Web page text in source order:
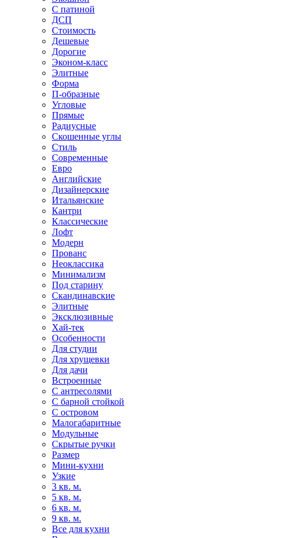
С патиной
ДСП
Стоимость
Дешевые
Дорогие
Эконом-класс
Элитные
Форма
П-образные
Угловые
Прямые
Радиусные
Скошенные углы
Стиль
Современные
Евро
Английские
Дизайнерские
Итальянские
Кантри
Классические
Лофт
Модерн
Прованс
Неоклассика
Минимализм
Под старину
Скандинавские
Элитные
Эксклюзивные
Хай-тек
Особенности
Для студии
Для хрущевки
Для дачи
Встроенные
С антресолями
С барной стойкой
С островом
Малогабаритные
Модульные
Скрытые ручки
Размер
Мини-кухни
Узкие
3 кв. м.
5 кв. м.
6 кв. м.
9 кв. м.
Все для кухни